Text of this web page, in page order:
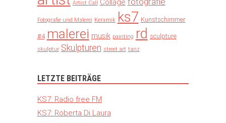
Artist Call Collage
Fotografie und Malerei Keramik ks7 Kunstschimmer
#4 malerei musik painting rd sculpture
skulptur Skulpturen street art tanz
LETZTE BEITRÄGE
KS7: Radio free FM
KS7: Roberta Di Laura